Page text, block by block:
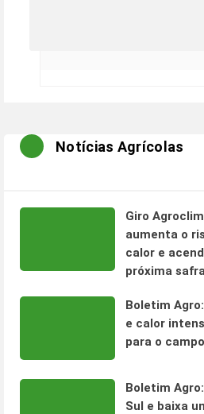
Notícias Agrícolas
Giro
aumenta o
calor e
próxima
Boletim
e calor
para o
Boletim
Sul e baixa